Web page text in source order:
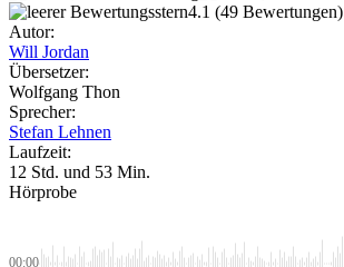
4.1 (49 Bewertungen)
Autor:
Will Jordan
Übersetzer:
Wolfgang Thon
Sprecher:
Stefan Lehnen
Laufzeit:
12 Std. und 53 Min.
Hörprobe
00:00